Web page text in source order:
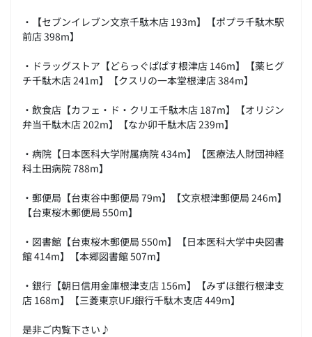
・【セブンイレブン文京千駄木店 193m】【ポプラ千駄木駅
前店 398m】
・ドラッグストア【どらっぐぱぱす根津店 146m】【薬ヒグ
チ千駄木店 241m】【クスリの一本堂根津店 384m】
・飲食店【カフェ・ド・クリエ千駄木店 187m】【オリジン
弁当千駄木店 202m】【なか卯千駄木店 239m】
・病院【日本医科大学附属病院 434m】【医療法人財団神経
科土田病院 788m】
・郵便局【台東谷中郵便局 79m】【文京根津郵便局 246m】
【台東桜木郵便局 550m】
・図書館【台東桜木郵便局 550m】【日本医科大学中央図書
館 414m】【本郷図書館 507m】
・銀行【朝日信用金庫根津支店 156m】【みずほ銀行根津支
店 168m】【三菱東京UFJ銀行千駄木支店 449m】
是非ご内覧下さい♪